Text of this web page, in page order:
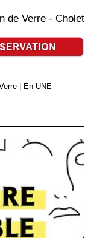
de Verre - Cholet
En UNE